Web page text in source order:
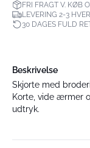
FRI FRAGT V. KØB
LEVERING 2-3
30 DAGES FULD
Beskrivelse
Skjorte med
Korte, vide ærmer
udtryk.